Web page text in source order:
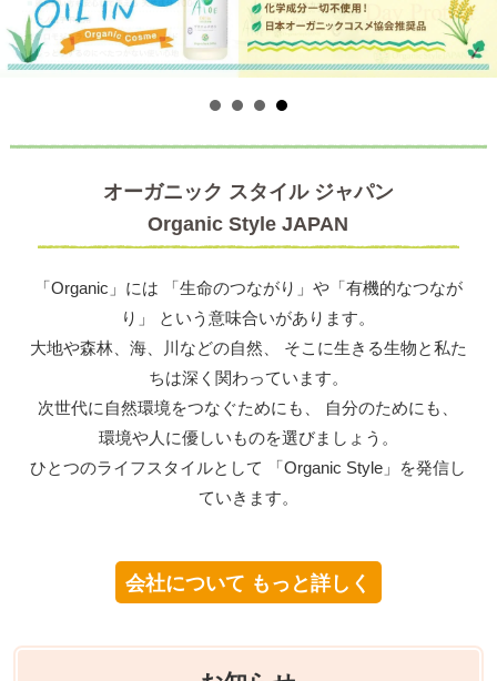
オーガニック スタイル ジャパン
Organic Style JAPAN
「Organic」には 「生命のつながり」や「有機的なつなが
り」 という意味合いがあります。
大地や森林、海、川などの自然、 そこに生きる生物と私た
ちは深く関わっています。
次世代に自然環境をつなぐためにも、 自分のためにも、
環境や人に優しいものを選びましょう。
ひとつのライフスタイルとして 「Organic Style」を発信し
ていきます。
会社について もっと詳しく